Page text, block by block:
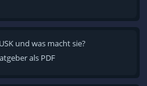
und was macht sie?
als PDF